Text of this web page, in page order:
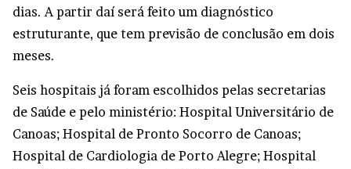
dias. A partir daí será feito um diagnóstico
estruturante, que tem previsão de conclusão em dois
meses.
Seis hospitais já foram escolhidos pelas secretarias
de Saúde e pelo ministério: Hospital Universitário de
Canoas; Hospital de Pronto Socorro de Canoas;
Hospital de Cardiologia de Porto Alegre; Hospital